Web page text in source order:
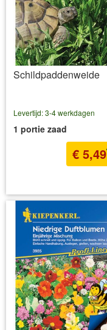
Schildpaddenweide
Levertijd: 3-4 werkdagen
1 portie zaad
€ 5,49